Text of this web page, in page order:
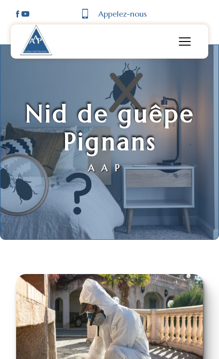
Appelez-nous
Nid de guêpe
Pignans
AAP